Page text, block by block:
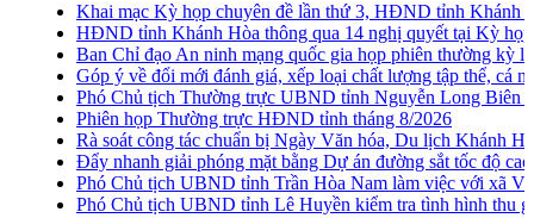
Khai mạc Kỳ họp chuyên đề lần thứ 3, HĐND tỉnh Khánh
HĐND tỉnh Khánh Hòa thông qua 14 nghị quyết tại Kỳ họp
Ban Chỉ đạo An ninh mạng quốc gia họp phiên thường kỳ lần
Góp ý về đổi mới đánh giá, xếp loại chất lượng tập thể, cá
Phó Chủ tịch Thường trực UBND tỉnh Nguyễn Long Biên
Phiên họp Thường trực HĐND tỉnh tháng 8/2026
Rà soát công tác chuẩn bị Ngày Văn hóa, Du lịch Khánh
Đẩy nhanh giải phóng mặt bằng Dự án đường sắt tốc độ cao
Phó Chủ tịch UBND tỉnh Trần Hòa Nam làm việc với xã
Phó Chủ tịch UBND tỉnh Lê Huyền kiểm tra tình hình thu